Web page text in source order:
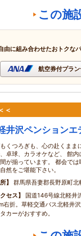
この施
由に組み合わせたおトクな
航空券付プラ
＜
井沢ペンションエ
くつろぎも、心の赴くまま
卓球、カラオケなど、 館
が揃っています。 都会で
然をご堪能下さい。
群馬県吾妻郡長野原町
セス
国道146号線北軽井
右折。草軽交通バス北軽井
カーがおすすめ。